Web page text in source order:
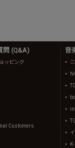
問 (Q&A)
ッピング
Customers
音